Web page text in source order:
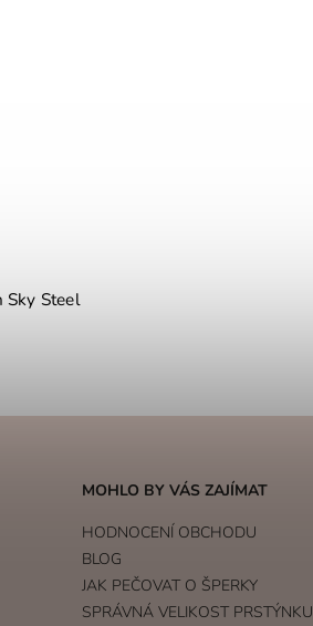
Sky Steel
MOHLO BY VÁS ZAJÍMAT
HODNOCENÍ OBCHODU
BLOG
JAK PEČOVAT O ŠPERKY
SPRÁVNÁ VELIKOST PRSTÝNKU